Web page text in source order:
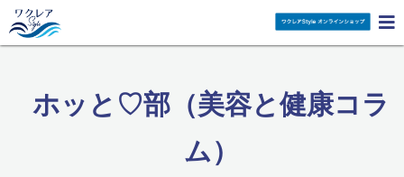

ホッと♡部（美容と健康コラ
ム）